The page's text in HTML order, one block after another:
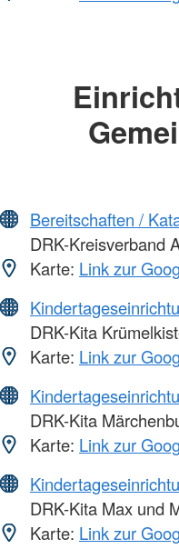
Bereitschaften /
DRK-Kreisverband
Karte: Link zur
DRK-Kita
Karte: Link zur
DRK-Kita
Karte: Link zur
DRK-Kita Max und
Karte: Link zur